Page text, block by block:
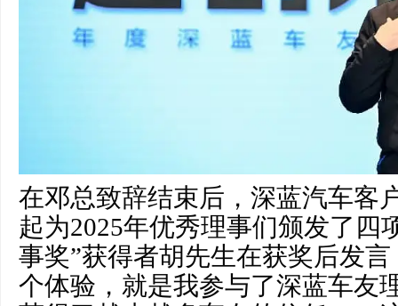
在邓总致辞结束后，深蓝汽车客
起为2025年优秀理事们颁发了四
事奖”获得者胡先生在获奖后发
个体验，就是我参与了深蓝车友